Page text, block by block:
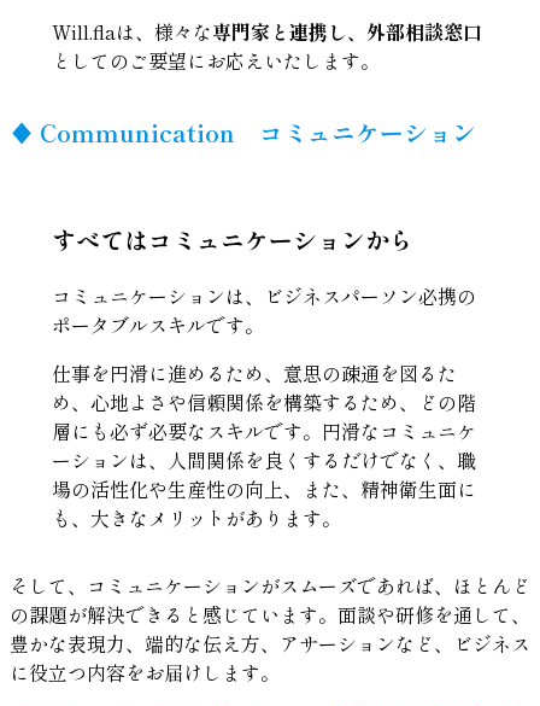
Will.flaは、様々な専門家と連携し、外部相談窓口
としてのご要望にお応えいたします。
♦︎ Communication コミュニケーション
すべてはコミュニケーションから
コミュニケーションは、ビジネスパーソン必携の
ポータブルスキルです。
仕事を円滑に進めるため、意思の疎通を図るた
め、心地よさや信頼関係を構築するため、どの階
層にも必ず必要なスキルです。円滑なコミュニケ
ーションは、人間関係を良くするだけでなく、職
場の活性化や生産性の向上、また、精神衛生面に
も、大きなメリットがあります。
そして、コミュニケーションがスムーズであれば、ほとんど
の課題が解決できると感じています。面談や研修を通して、
豊かな表現力、端的な伝え方、アサーションなど、ビジネス
に役立つ内容をお届けします。